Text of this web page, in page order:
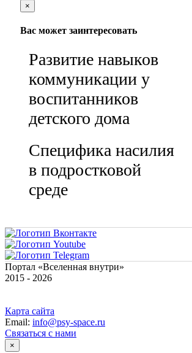
×
Вас может заинтересовать
Развитие навыков
коммуникации у
воспитанников
детского дома
Специфика насилия
в подростковой
среде
Портал «Вселенная внутри»
2015 - 2026
Карта сайта
Email: info@psy-space.ru
Связаться с нами
×